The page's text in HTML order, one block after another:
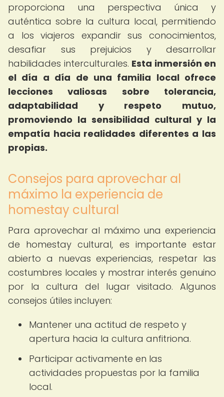
proporciona una perspectiva única y
auténtica sobre la cultura local, permitiendo
a los viajeros expandir sus conocimientos,
desafiar sus prejuicios y desarrollar
habilidades interculturales. Esta inmersión en
el día a día de una familia local ofrece
lecciones valiosas sobre tolerancia,
adaptabilidad y respeto mutuo,
promoviendo la sensibilidad cultural y la
empatía hacia realidades diferentes a las
propias.
Consejos para aprovechar al
máximo la experiencia de
homestay cultural
Para aprovechar al máximo una experiencia
de homestay cultural, es importante estar
abierto a nuevas experiencias, respetar las
costumbres locales y mostrar interés genuino
por la cultura del lugar visitado. Algunos
consejos útiles incluyen:
Mantener una actitud de respeto y
apertura hacia la cultura anfitriona.
Participar activamente en las
actividades propuestas por la familia
local.